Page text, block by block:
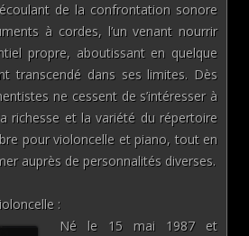
de la confrontation sonore
à cordes, l’un venant nourrir
propre, aboutissant en quelque
transcendé dans ses limites. Dès
ne cessent de s’intéresser à
richesse et la variété du répertoire
pour violoncelle et piano, tout en
auprès de personnalités diverses.
:
Né le 15 mai 1987 et